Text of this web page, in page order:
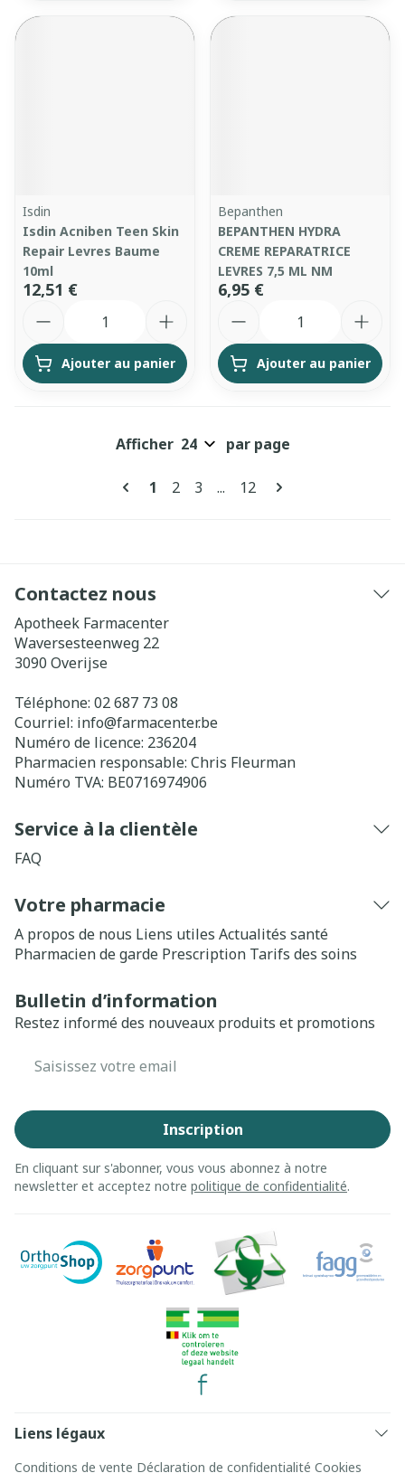
Isdin
Isdin Acniben Teen Skin
Repair Levres Baume
10ml
12,51 €
Ajouter au panier
Bepanthen
BEPANTHEN HYDRA
CREME REPARATRICE
LEVRES 7,5 ML NM
6,95 €
Ajouter au panier
Pages
Vous lisez actuellement la page
1 Page
2 Page
3 ... Page
12
Afficher par page
Contactez nous
Apotheek Farmacenter
Waversesteenweg 22
3090 Overijse
Téléphone: 02 687 73 08
Courriel: info@farmacenter.be
Numéro de licence: 236204
Pharmacien responsable: Chris Fleurman
Numéro TVA: BE0716974906
Service à la clientèle
FAQ
Votre pharmacie
A propos de nous Liens utiles Actualités santé
Pharmacien de garde Prescription Tarifs des soins
Bulletin d’information
Restez informé des nouveaux produits et promotions
Inscription
En cliquant sur s'abonner, vous vous abonnez à notre
newsletter et acceptez notre politique de confidentialité.
Liens légaux
Conditions de vente Déclaration de confidentialité Cookies